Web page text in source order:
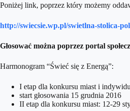
Poniżej link, poprzez który możemy
http://swiecsie.wp.pl/swietlna-stolica-
Głosować można poprzez portal
Harmonogram “Świeć się z Energą”:
I etap dla konkursu miast i
start głosowania 15 grudnia 2016
II etap dla konkursu miast: 12-29